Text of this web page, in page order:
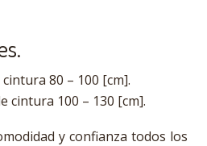
80 – 100 [cm].
cintura 100 – 130 [cm].
y confianza todos los